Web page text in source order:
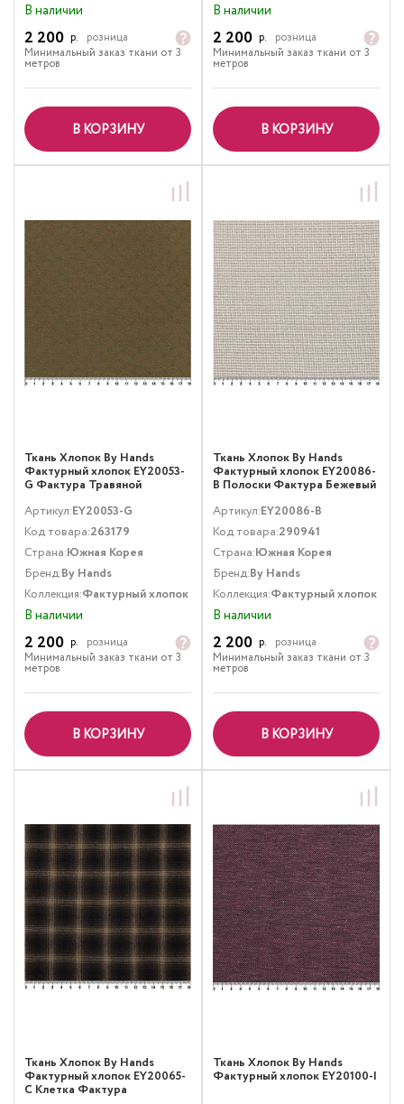
В наличии
2 200 р.
розница
Минимальный заказ ткани от 3
метров
В КОРЗИНУ
В наличии
2 200 р.
розница
Минимальный заказ ткани от 3
метров
В КОРЗИНУ
Ткань Хлопок By Hands
Фактурный хлопок EY20053-
G Фактура Травяной
Артикул:EY20053-G
Код товара:263179
Страна:Южная Корея
Бренд:By Hands
Коллекция:Фактурный хлопок
В наличии
2 200 р.
розница
Минимальный заказ ткани от 3
метров
В КОРЗИНУ
Ткань Хлопок By Hands
Фактурный хлопок EY20086-
B Полоски Фактура Бежевый
Артикул:EY20086-B
Код товара:290941
Страна:Южная Корея
Бренд:By Hands
Коллекция:Фактурный хлопок
В наличии
2 200 р.
розница
Минимальный заказ ткани от 3
метров
В КОРЗИНУ
Ткань Хлопок By Hands
Фактурный хлопок EY20065-
C Клетка Фактура
Ткань Хлопок By Hands
Фактурный хлопок EY20100-I